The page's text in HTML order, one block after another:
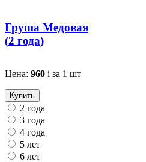
Груша Медовая
(2 года)
Цена: 960 i за 1 шт
Купить
2 года
3 года
4 года
5 лет
6 лет